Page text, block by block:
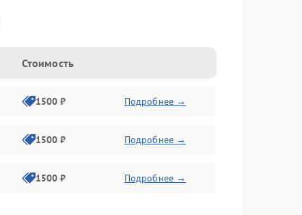
Стоимость
1500 ₽ Подробнее →
1500 ₽ Подробнее →
1500 ₽ Подробнее →